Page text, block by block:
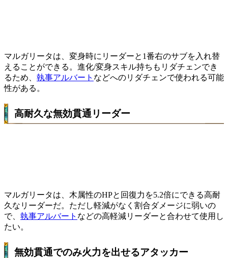
マルガリータは、変身時にリーダーと1番右のサブを入れ替
えることができる。 進化/変身スキル持ちもリダチェンでき
るため、 執事アルバート などへのリダチェンで使われる可能
性がある。
高耐久な無効貫通リーダー
マルガリータは、木属性のHPと回復力を5.2倍にできる高耐
久なリーダーだ。ただし軽減がなく割合ダメージに弱いの
で、 執事アルバート などの高軽減リーダーと合わせて使用し
たい。
無効貫通でのみ火力を出せるアタッカー